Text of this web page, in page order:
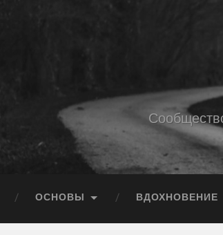
ОСНОВЫ ВДОХНОВЕНИЕ